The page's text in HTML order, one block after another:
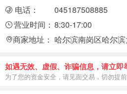
电话：
045187508885
营业时间： 8:30-17:00
商家地址： 哈尔滨南岗区哈尔
如遇无效、虚假、诈骗信息，请立即
为了您的资金安全，请见面交易，切勿提